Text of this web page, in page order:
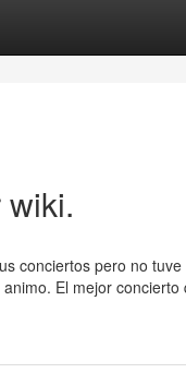
conciertos pero no
El mejor concierto